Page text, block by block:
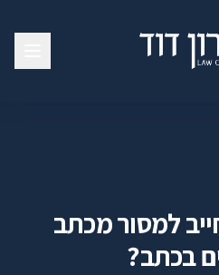
למסור מכתב
בכתב?